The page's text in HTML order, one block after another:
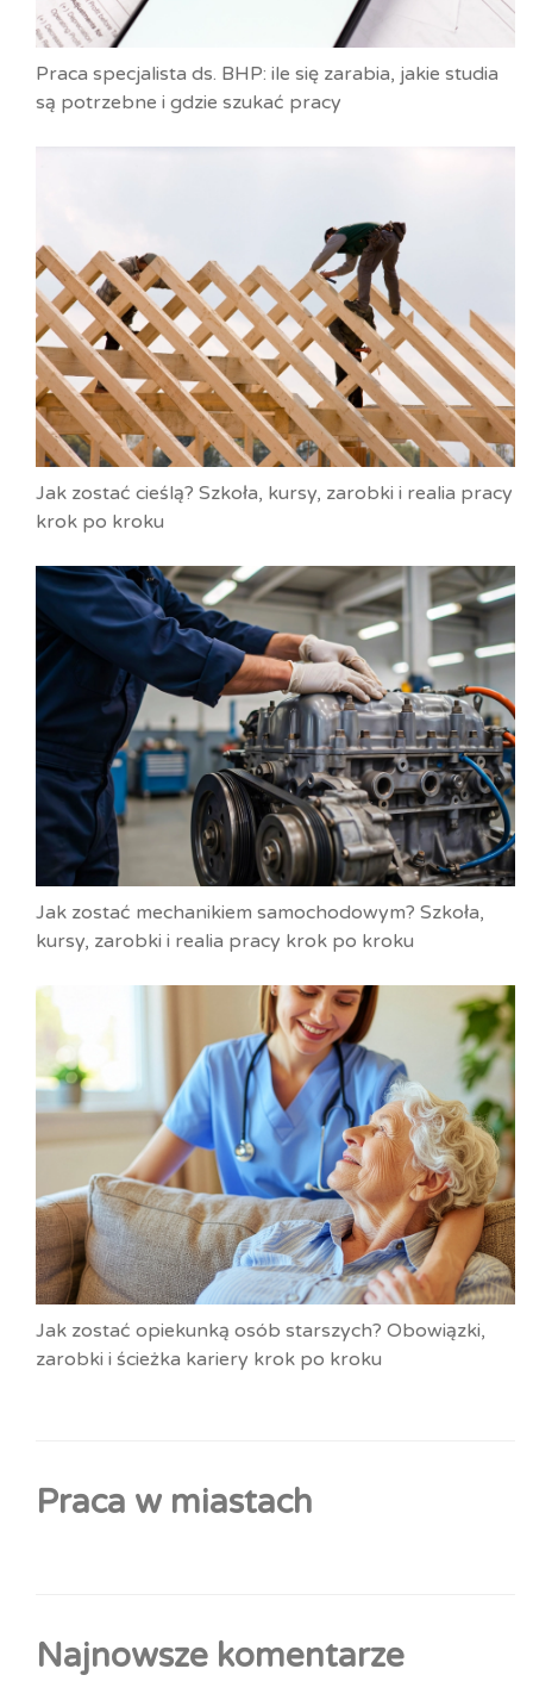
Praca specjalista ds. BHP: ile się zarabia, jakie studia
są potrzebne i gdzie szukać pracy
Jak zostać cieślą? Szkoła, kursy, zarobki i realia pracy
krok po kroku
Jak zostać mechanikiem samochodowym? Szkoła,
kursy, zarobki i realia pracy krok po kroku
Jak zostać opiekunką osób starszych? Obowiązki,
zarobki i ścieżka kariery krok po kroku
Praca w miastach
Najnowsze komentarze